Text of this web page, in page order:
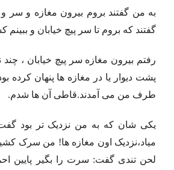
به من گفتند بروم بیرون مغازه و سر
گفتند که بروم تا سر پیچ خیابان و ببینم
رفتم بیرون مغازه سر پیچ خیابان ، چند
پشت دیوار یا در مغازه ها پنهان کرده
طرف من می آمدند.قاطی آن ها شدم.
یکی شان که به من نزدیک تر بود
میاد،نزدیک اون مغازه ها! من سرک
لحن تندی گفت: سرت را بگیر پایین